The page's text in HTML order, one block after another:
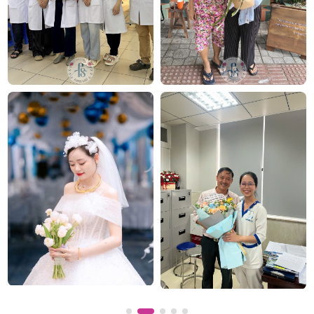
Bó hoa 30 bông hoa hướng dương
Với những bó hoa 30 tương đối to trên thị trường thì
mức giá sẽ không dưới 500.000. Giá cao hay thấp còn
tùy thuộc vào dòng hoa khác nhau, các phụ kiện đi
kèm, cửa hàng hoa, tùy theo mùa. Nếu các bạn mong
muốn được nhận báo giá chính xác, vui lòng liên hệ
ngay với chúng tôi qua số điện thoại.
Nên mua bó hoa 30 bông tại địa chỉ nào?
Flowersight từ lâu đã trở thành một điểm đến của
nhiều tín đồ khi có nhu cầu mua hoa
hiện nay.
Những lý do mà chúng ta nên tin tưởng địa chỉ này